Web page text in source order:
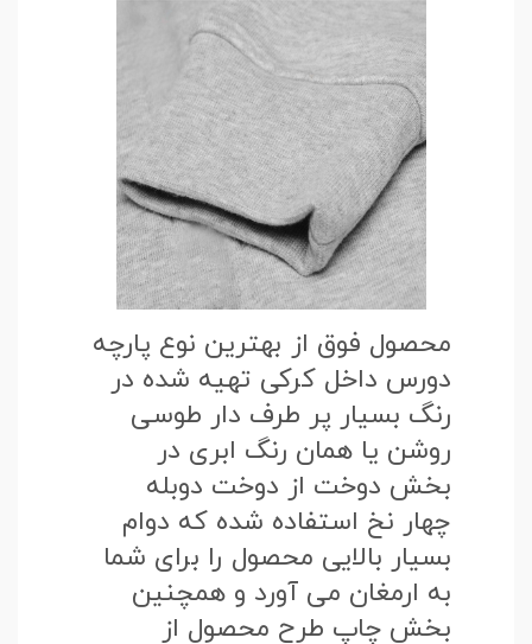
محصول فوق از بهترین نوع پارچه
دورس داخل کرکی تهیه شده در
رنگ بسیار پر طرف دار طوسی
روشن یا همان رنگ ابری در
بخش دوخت از دوخت دوبله
چهار نخ استفاده شده که دوام
بسیار بالایی محصول را برای شما
به ارمغان می آورد و همچنین
بخش چاپ طرح محصول از